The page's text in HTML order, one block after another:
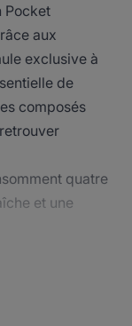
Pocket
aux
exclusive à
de
composés
quatre
et une